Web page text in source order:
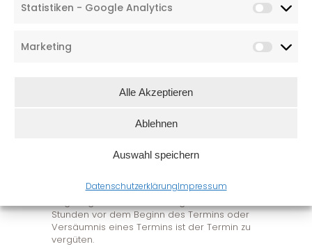
Statistiken - Google Analytics
Marketing
Alle Akzeptieren
Ablehnen
Auswahl speichern
DatenschutzerklärungImpressum
4.Kündigungsfrist
könnten von beiden Parteien mit einer Frist
von 3 Monat zum Monatsende ohne Angabe
aus wichtigem Grund bleibt unberührt.
5.Absage und
Einzelterminen
vor dem Beginn des Termins kostenfrei
Stunden vor dem Beginn des Termins oder
Versäumnis eines Termins ist der Termin zu
vergüten.